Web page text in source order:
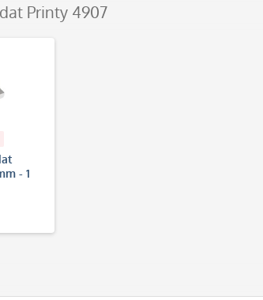
Printy 4907
- 1